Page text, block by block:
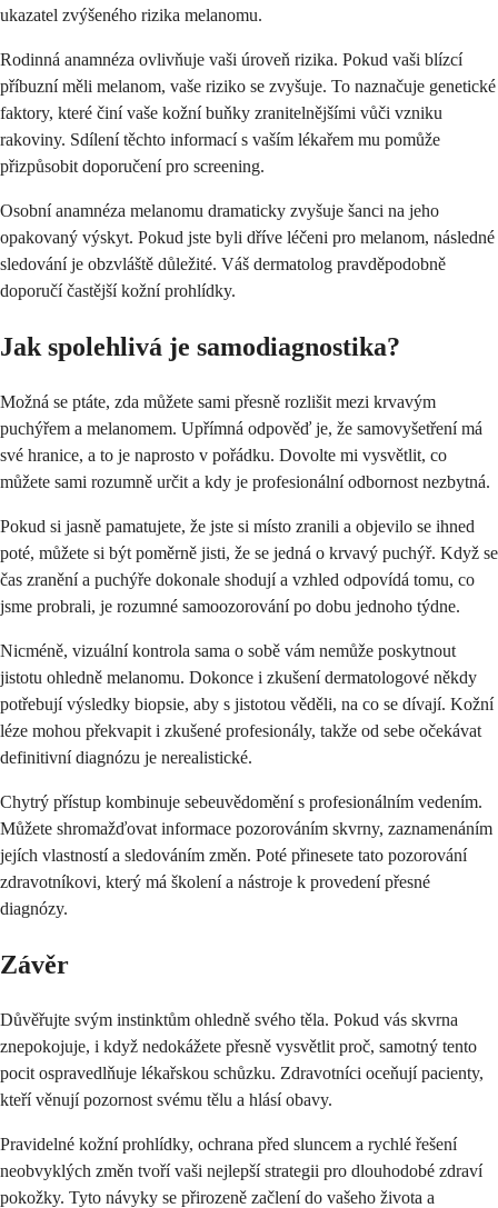
ukazatel zvýšeného rizika melanomu.
Rodinná anamnéza ovlivňuje vaši úroveň rizika. Pokud vaši blízcí
příbuzní měli melanom, vaše riziko se zvyšuje. To naznačuje genetické
faktory, které činí vaše kožní buňky zranitelnějšími vůči vzniku
rakoviny. Sdílení těchto informací s vaším lékařem mu pomůže
přizpůsobit doporučení pro screening.
Osobní anamnéza melanomu dramaticky zvyšuje šanci na jeho
opakovaný výskyt. Pokud jste byli dříve léčeni pro melanom, následné
sledování je obzvláště důležité. Váš dermatolog pravděpodobně
doporučí častější kožní prohlídky.
Jak spolehlivá je samodiagnostika?
Možná se ptáte, zda můžete sami přesně rozlišit mezi krvavým
puchýřem a melanomem. Upřímná odpověď je, že samovyšetření má
své hranice, a to je naprosto v pořádku. Dovolte mi vysvětlit, co
můžete sami rozumně určit a kdy je profesionální odbornost nezbytná.
Pokud si jasně pamatujete, že jste si místo zranili a objevilo se ihned
poté, můžete si být poměrně jisti, že se jedná o krvavý puchýř. Když se
čas zranění a puchýře dokonale shodují a vzhled odpovídá tomu, co
jsme probrali, je rozumné samoozorování po dobu jednoho týdne.
Nicméně, vizuální kontrola sama o sobě vám nemůže poskytnout
jistotu ohledně melanomu. Dokonce i zkušení dermatologové někdy
potřebují výsledky biopsie, aby s jistotou věděli, na co se dívají. Kožní
léze mohou překvapit i zkušené profesionály, takže od sebe očekávat
definitivní diagnózu je nerealistické.
Chytrý přístup kombinuje sebeuvědomění s profesionálním vedením.
Můžete shromažďovat informace pozorováním skvrny, zaznamenáním
jejích vlastností a sledováním změn. Poté přinesete tato pozorování
zdravotníkovi, který má školení a nástroje k provedení přesné
diagnózy.
Závěr
Důvěřujte svým instinktům ohledně svého těla. Pokud vás skvrna
znepokojuje, i když nedokážete přesně vysvětlit proč, samotný tento
pocit ospravedlňuje lékařskou schůzku. Zdravotníci oceňují pacienty,
kteří věnují pozornost svému tělu a hlásí obavy.
Pravidelné kožní prohlídky, ochrana před sluncem a rychlé řešení
neobvyklých změn tvoří vaši nejlepší strategii pro dlouhodobé zdraví
pokožky. Tyto návyky se přirozeně začlení do vašeho života a